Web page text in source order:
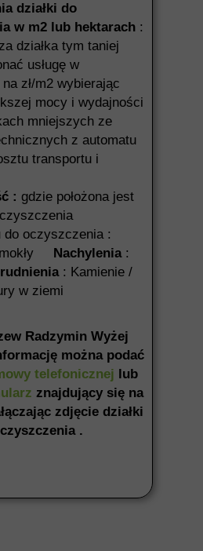
działki do
w m2 lub hektarach :
działka tym taniej
usługę w
zł/m2 wybierając
mocy i wydajności
mniejszych ze
z automatu
transportu i
: gdzie położona jest
do oczyszczenia :
Nachylenia:
: Kamienie /
w ziemi
Radzymin Wyżej
można podać
telefonicznej lub
znajdujący się na
zdjęcie działki
.